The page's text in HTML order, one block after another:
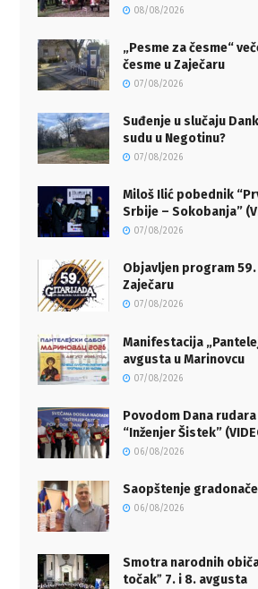
08/08/2026
„Pesme za česme“
česme u Zaječaru
07/08/2026
Suđenje u slučaju
sudu u Negotinu?
07/08/2026
Miloš Ilić pobednik
Srbije – Sokobanja”
07/08/2026
Objavljen program
Zaječaru
07/08/2026
Manifestacija
avgusta u Marinovcu
07/08/2026
Povodom Dana
“Inženjer Šistek”
06/08/2026
Saopštenje
06/08/2026
Smotra narodnih
točakˮ 7. i 8. avgusta